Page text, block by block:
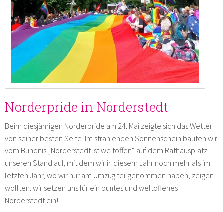
Norderpride in Norderstedt
Beim diesjährigen Norderpride am 24. Mai zeigte sich das Wetter
von seiner besten Seite. Im strahlenden Sonnenschein bauten wir
vom Bündnis „Norderstedt ist weltoffen“ auf dem Rathausplatz
unseren Stand auf, mit dem wir in diesem Jahr noch mehr als im
letzten Jahr, wo wir nur am Umzug teilgenommen haben, zeigen
wollten: wir setzen uns für ein buntes und weltoffenes
Norderstedt ein!